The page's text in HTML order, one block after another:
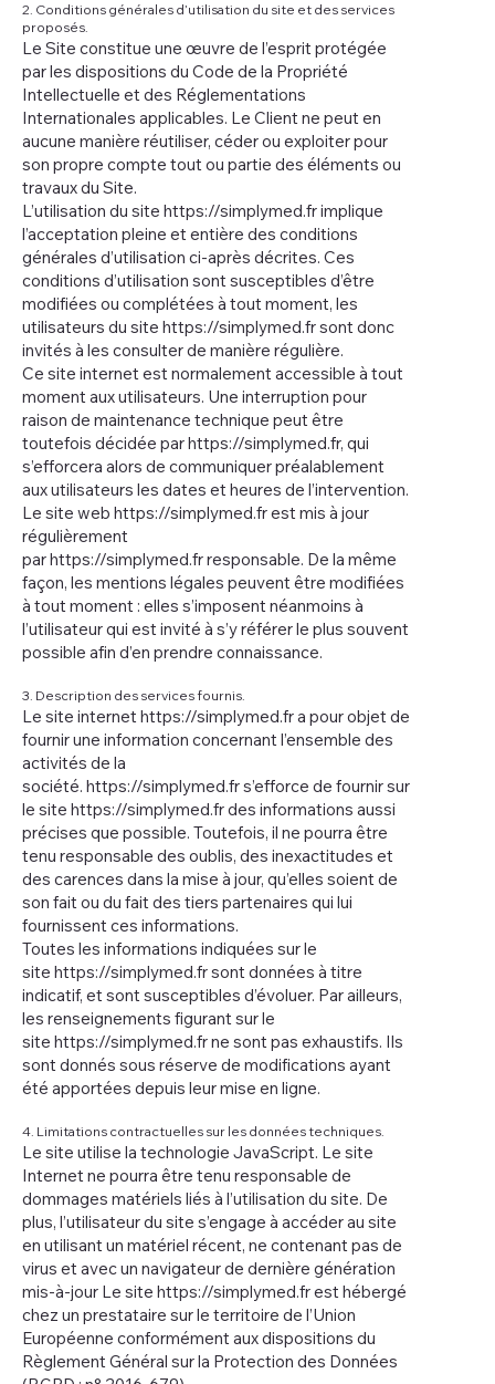
2. Conditions générales d’utilisation du site et des services
proposés.
Le Site constitue une œuvre de l’esprit protégée
par les dispositions du Code de la Propriété
Intellectuelle et des Réglementations
Internationales applicables. Le Client ne peut en
aucune manière réutiliser, céder ou exploiter pour
son propre compte tout ou partie des éléments ou
travaux du Site.
L’utilisation du site https://simplymed.frimplique
l’acceptation pleine et entière des conditions
générales d’utilisation ci-après décrites. Ces
conditions d’utilisation sont susceptibles d’être
modifiées ou complétées à tout moment, les
utilisateurs du site https://simplymed.frsont donc
invités à les consulter de manière régulière.
Ce site internet est normalement accessible à tout
moment aux utilisateurs. Une interruption pour
raison de maintenance technique peut être
toutefois décidée parhttps://simplymed.fr, qui
s’efforcera alors de communiquer préalablement
aux utilisateurs les dates et heures de l’intervention.
Le site web https://simplymed.frest mis à jour
régulièrement
parhttps://simplymed.frresponsable. De la même
façon, les mentions légales peuvent être modifiées
à tout moment : elles s’imposent néanmoins à
l’utilisateur qui est invité à s’y référer le plus souvent
possible afin d’en prendre connaissance.
3. Description des services fournis.
Le site internet https://simplymed.fra pour objet de
fournir une information concernant l’ensemble des
activités de la
société. https://simplymed.frs’efforce de fournir sur
le site https://simplymed.frdes informations aussi
précises que possible. Toutefois, il ne pourra être
tenu responsable des oublis, des inexactitudes et
des carences dans la mise à jour, qu’elles soient de
son fait ou du fait des tiers partenaires qui lui
fournissent ces informations.
Toutes les informations indiquées sur le
site https://simplymed.frsont données à titre
indicatif, et sont susceptibles d’évoluer. Par ailleurs,
les renseignements figurant sur le
site https://simplymed.frne sont pas exhaustifs. Ils
sont donnés sous réserve de modifications ayant
été apportées depuis leur mise en ligne.
4. Limitations contractuelles sur les données techniques.
Le site utilise la technologie JavaScript. Le site
Internet ne pourra être tenu responsable de
dommages matériels liés à l’utilisation du site. De
plus, l’utilisateur du site s’engage à accéder au site
en utilisant un matériel récent, ne contenant pas de
virus et avec un navigateur de dernière génération
mis-à-jour Le site https://simplymed.frest hébergé
chez un prestataire sur le territoire de l’Union
Européenne conformément aux dispositions du
Règlement Général sur la Protection des Données